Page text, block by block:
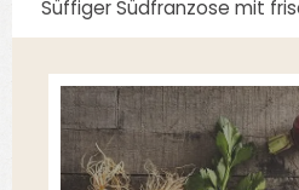
Süffiger Südfranzose mit